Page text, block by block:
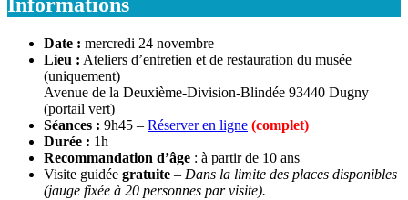
Date : mercredi 24 novembre
Lieu : Ateliers d’entretien et de restauration du musée
(uniquement)
Avenue de la Deuxième-Division-Blindée 93440 Dugny
(portail vert)
Séances : 9h45 – Réserver en ligne (complet)
Durée : 1h
Recommandation d’âge : à partir de 10 ans
Visite guidée gratuite – Dans la limite des places disponibles
(jauge fixée à 20 personnes par visite).